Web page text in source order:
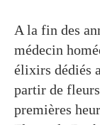
A la fin des
médecin
élixirs dédiés
partir de
premières